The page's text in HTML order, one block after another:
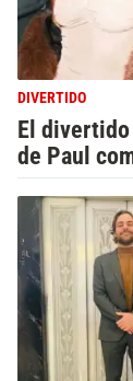
DIVERTIDO
El
de Paul